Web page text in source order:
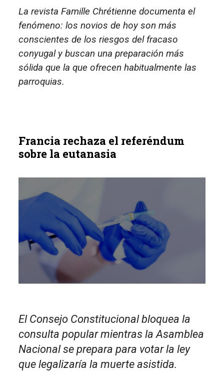
La revista Famille Chrétienne documenta el
fenómeno: los novios de hoy son más
conscientes de los riesgos del fracaso
conyugal y buscan una preparación más
sólida que la que ofrecen habitualmente las
parroquias.
Francia rechaza el referéndum
sobre la eutanasia
El Consejo Constitucional bloquea la
consulta popular mientras la Asamblea
Nacional se prepara para votar la ley
que legalizaría la muerte asistida.